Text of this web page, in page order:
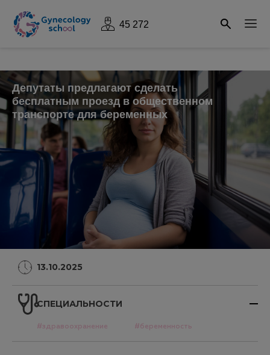
45 272
Депутаты предлагают сделать
бесплатным проезд в общественном
транспорте для беременных
13.10.2025
СПЕЦИАЛЬНОСТИ
#здравоохранение #беременность